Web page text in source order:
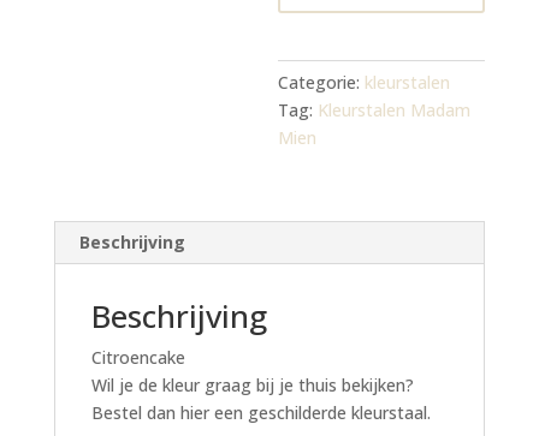
Categorie: kleurstalen
Tag: Kleurstalen Madam
Mien
Beschrijving
Beschrijving
Citroencake
Wil je de kleur graag bij je thuis bekijken?
Bestel dan hier een geschilderde kleurstaal.